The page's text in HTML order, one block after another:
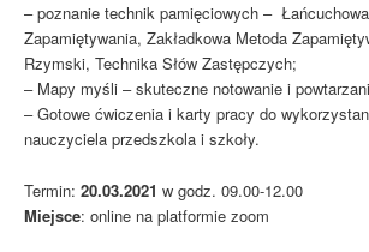
– poznanie technik pamięciowych –
Zapamiętywania, Zakładkowa Metoda
Rzymski, Technika Słów Zastępczych;
– Mapy myśli – skuteczne notowanie i
– Gotowe ćwiczenia i karty pracy do
nauczyciela przedszkola i szkoły.
Termin: 20.03.2021 w godz. 09.00-12.00
Miejsce: online na platformie zoom